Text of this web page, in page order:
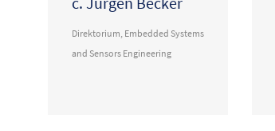
Direktorium, Embedded Systems
and Sensors Engineering